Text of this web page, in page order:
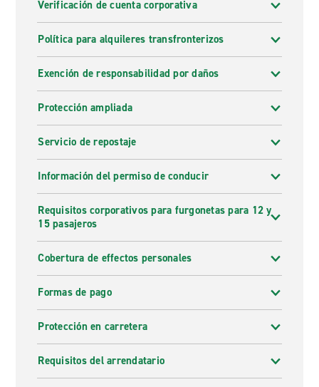
Verificación de cuenta corporativa
Política para alquileres transfronterizos
Exención de responsabilidad por daños
Protección ampliada
Servicio de repostaje
Información del permiso de conducir
Requisitos corporativos para furgonetas para 12 y
15 pasajeros
Cobertura de effectos personales
Formas de pago
Protección en carretera
Requisitos del arrendatario